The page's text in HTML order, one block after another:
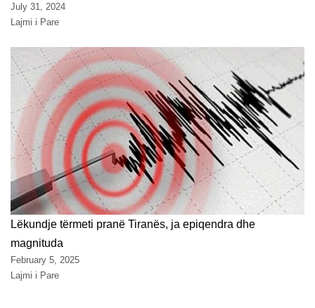
July 31, 2024
Lajmi i Pare
Lëkundje tërmeti pranë Tiranës, ja epiqendra dhe
magnituda
February 5, 2025
Lajmi i Pare